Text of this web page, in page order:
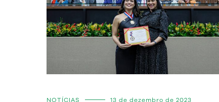
NOTÍCIAS 13 de dezembro de 2023